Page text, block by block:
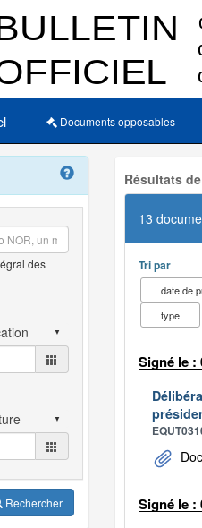
Documents opposables
des
Rechercher
Résultats
13
Tri par
date de
type
Signé le :
Signé le :